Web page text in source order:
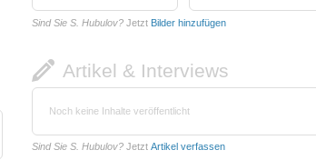
Sind Sie S. Hubulov? Jetzt Bilder hinzufügen
Artikel & Interviews
Noch keine Inhalte veröffentlicht
Sind Sie S. Hubulov? Jetzt Artikel verfassen